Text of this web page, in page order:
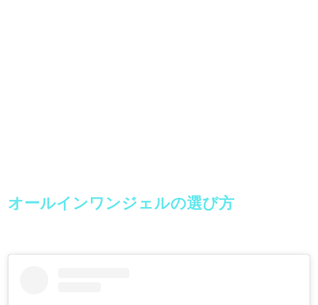
オールインワンジェルの選び方